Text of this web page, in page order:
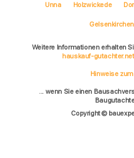
Unna Holzwickede
Gelsenkirchen
Weitere Informationen erhalten
hauskauf-gutachter.net
Hinweise
... wenn Sie einen
Copyright ©